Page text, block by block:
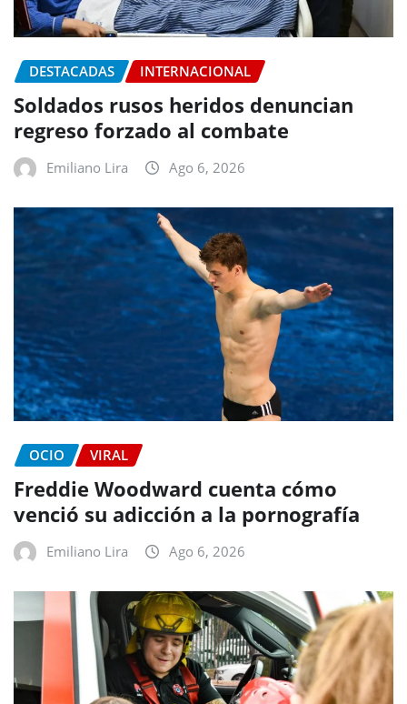
DESTACADAS INTERNACIONAL
Soldados rusos heridos denuncian
regreso forzado al combate
Emiliano Lira Ago 6, 2026
OCIO VIRAL
Freddie Woodward cuenta cómo
venció su adicción a la pornografía
Emiliano Lira Ago 6, 2026